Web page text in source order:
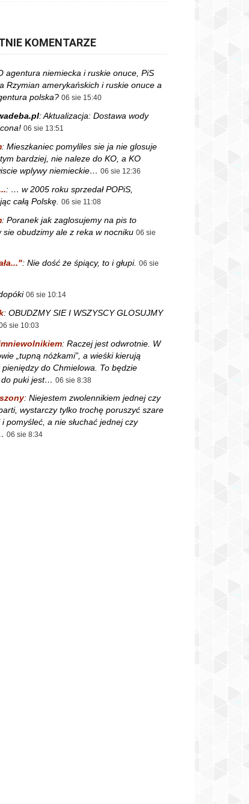
KOMENTARZE
agentura niemiecka i ruskie onuce, PiS
Rzymian amerykańskich i ruskie onuce a
polska? 06 sie 15:40
:Aktualizacja: Dostawa wody
06 sie 13:51
: Mieszkaniec pomyliles sie ja nie glosuje
bardziej, nie naleze do KO, a KO
wplywy niemieckie… 06 sie 12:36
: … w 2005 roku sprzedał POPiS,
całą Polskę. 06 sie 11:08
: Poranek jak zaglosujemy na pis to
sie obudzimy ale z reka w nocniku 06 sie
: Nie dość że śpiący, to i głupi. 06 sie
06 sie 10:14
: OBUDZMY SIE I WSZYSCY GLOSUJMY
sie 10:03
: Raczej jest odwrotnie. W
„tupną nóżkami”, a wieśki kierują
pieniędzy do Chmielowa. To będzie
do puki jest… 06 sie 8:38
: Niejestem zwolennikiem jednej czy
wystarczy tylko trochę poruszyć szare
pomyśleć, a nie słuchać jednej czy
06 sie 8:34